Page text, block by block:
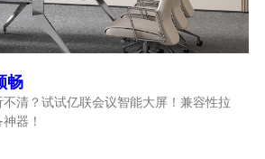
畅
清？试试亿联会议智能大屏！兼容性拉
器！